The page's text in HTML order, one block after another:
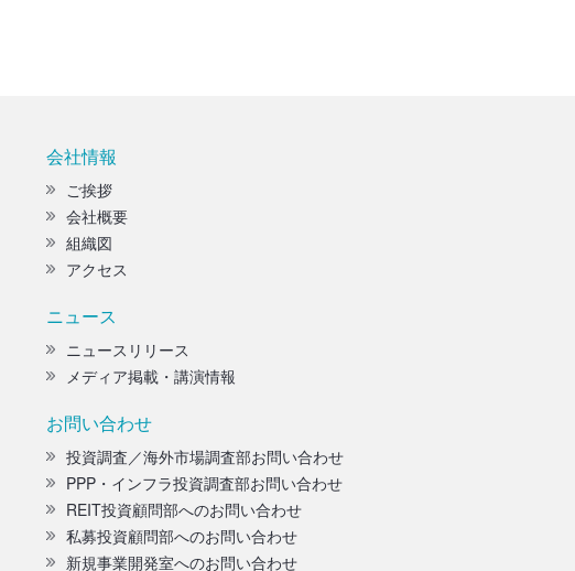
会社情報
ご挨拶
会社概要
組織図
アクセス
ニュース
ニュースリリース
メディア掲載・講演情報
お問い合わせ
投資調査／海外市場調査部お問い合わせ
PPP・インフラ投資調査部お問い合わせ
REIT投資顧問部へのお問い合わせ
私募投資顧問部へのお問い合わせ
新規事業開発室へのお問い合わせ